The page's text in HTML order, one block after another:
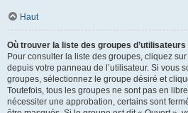
Haut
Où trouver la liste des groupes
Pour consulter la liste des groupes, cliquez
depuis votre panneau de l’utilisateur. Si vous
groupes, sélectionnez le groupe désiré et
Toutefois, tous les groupes ne sont pas en
nécessiter une approbation, certains sont